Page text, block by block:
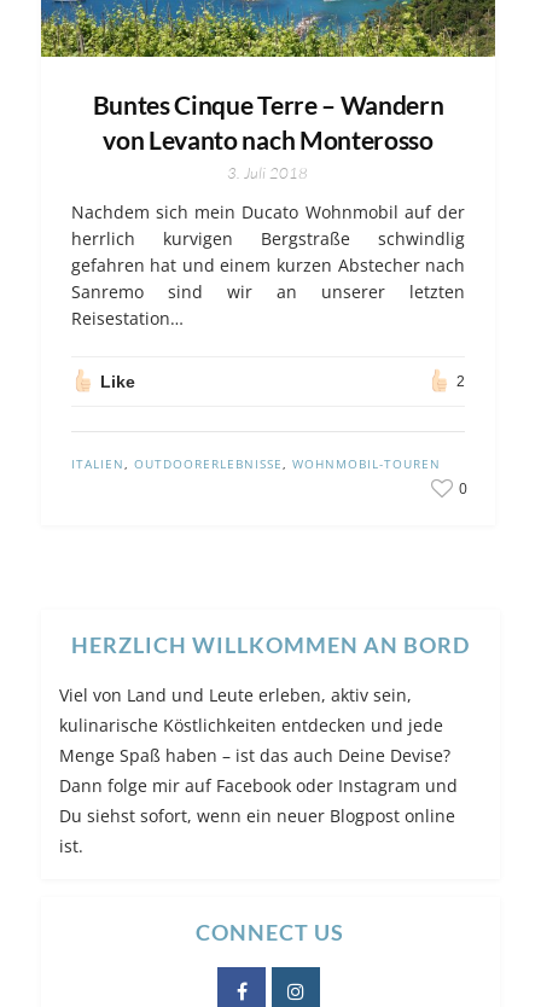
Buntes Cinque Terre – Wandern
von Levanto nach Monterosso
3. Juli 2018
Nachdem sich mein Ducato Wohnmobil auf der
herrlich kurvigen Bergstraße schwindlig
gefahren hat und einem kurzen Abstecher nach
Sanremo sind wir an unserer letzten
Reisestation…
Like 2
ITALIEN, OUTDOORERLEBNISSE, WOHNMOBIL-TOUREN
0
HERZLICH WILLKOMMEN AN BORD
Viel von Land und Leute erleben, aktiv sein,
kulinarische Köstlichkeiten entdecken und jede
Menge Spaß haben – ist das auch Deine Devise?
Dann folge mir auf Facebook oder Instagram und
Du siehst sofort, wenn ein neuer Blogpost online
ist.
CONNECT US